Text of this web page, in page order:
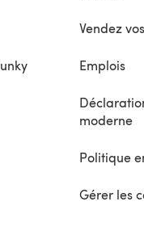
Vendez
Emplois
moderne
Politique
Gérer les